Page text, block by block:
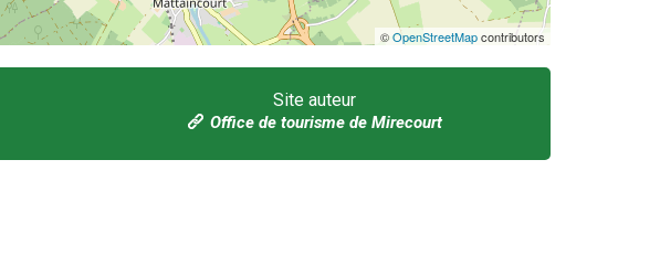
©OpenStreetMapcontributors
Site auteur
Office de tourisme de Mirecourt